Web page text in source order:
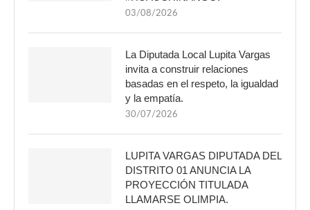
03/08/2026
La Diputada Local Lupita Vargas
invita a construir relaciones
basadas en el respeto, la igualdad
y la empatía.
30/07/2026
LUPITA VARGAS DIPUTADA DEL
DISTRITO 01 ANUNCIA LA
PROYECCIÓN TITULADA
LLAMARSE OLIMPIA.